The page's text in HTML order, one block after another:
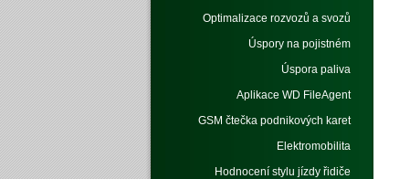
Optimalizace rozvozů a svozů
Úspory na pojistném
Úspora paliva
Aplikace WD FileAgent
GSM čtečka podnikových karet
Elektromobilita
Hodnocení stylu jízdy řidiče